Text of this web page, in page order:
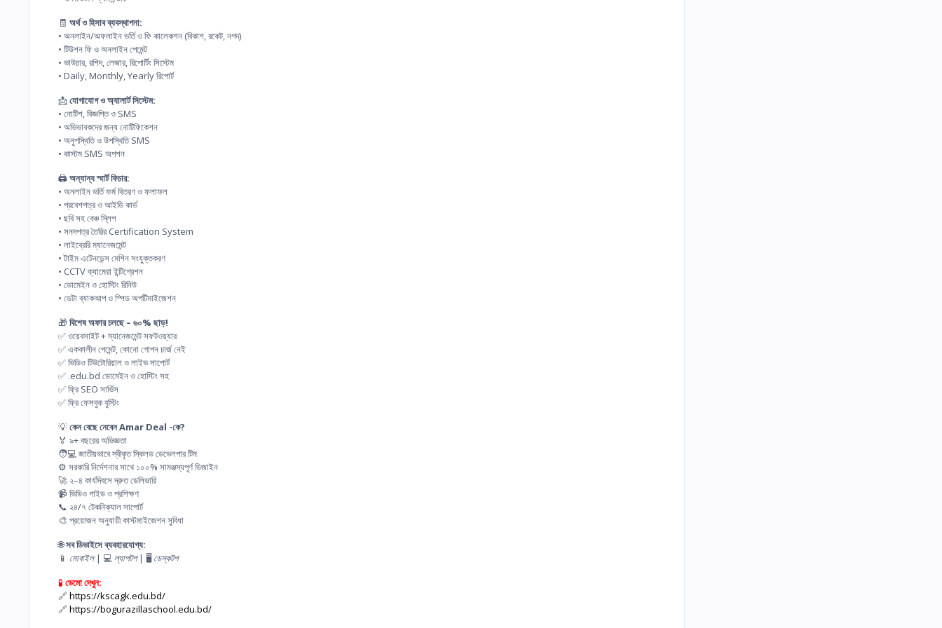
🧾 অর্থ ও হিসাব ব্যবস্থাপনা:
• অনলাইন/অফলাইন ভর্তি ও ফি কালেকশন (বিকাশ, রকেট, নগদ)
• টিউশন ফি ও অনলাইন পেমেন্ট
• ভাউচার, রশিদ, লেজার, রিপোর্টিং সিস্টেম
• Daily, Monthly, Yearly রিপোর্ট
📩যোগাযোগ ও অ্যালার্ট সিস্টেম:
• নোটিশ, বিজ্ঞপ্তি ও SMS
• অভিভাবকদের জন্য নোটিফিকেশন
• অনুপস্থিতি ও উপস্থিতি SMS
• কাস্টম SMS অপশন
🖨️ অন্যান্য স্মার্ট ফিচার:
• অনলাইন ভর্তি ফর্ম বিতরণ ও ফলাফল
• প্রবেশপত্র ও আইডি কার্ড
• ছবি সহ বেঞ্চ স্লিপ
• সনদপত্র তৈরির Certification System
• লাইব্রেরি ম্যানেজমেন্ট
• টাইম এটেনডেন্স মেশিন সংযুক্তকরণ
• CCTV ক্যামেরা ইন্টিগ্রেশন
• ডোমেইন ও হোস্টিং রিনিউ
• ডেটা ব্যাকআপ ও স্পিড অপটিমাইজেশন
🎁বিশেষ অফার চলছে – ৬০% ছাড়!
✅ ওয়েবসাইট + ম্যানেজমেন্ট সফটওয়্যার
✅ এককালীন পেমেন্ট, কোনো গোপন চার্জ নেই
✅ ভিডিও টিউটোরিয়াল ও লাইভ সাপোর্ট
✅ .edu.bd ডোমেইন ও হোস্টিং সহ
✅ ফ্রি SEO সার্ভিস
✅ ফ্রি ফেসবুক বুস্টিং
💡কেন বেছে নেবেন Amar Deal -কে?
🏅 ৯+ বছরের অভিজ্ঞতা
🧑💻 জাতীয়ভাবে স্বীকৃত স্কিলড ডেভেলপার টিম
⚙️ সরকারি নির্দেশনার সাথে ১০০% সামঞ্জস্যপূর্ণ ডিজাইন
🚀 ২–৪ কার্যদিবসে দ্রুত ডেলিভারি
📹 ভিডিও গাইড ও প্রশিক্ষণ
📞 ২৪/৭ টেকনিক্যাল সাপোর্ট
🎨 প্রয়োজন অনুযায়ী কাস্টমাইজেশন সুবিধা
🌐সব ডিভাইসে ব্যবহারযোগ্য:
📱 মোবাইল| 💻 ল্যাপটপ| 🖥️ ডেস্কটপ
🧪 ডেমো দেখুন:
🔗https://kscagk.edu.bd/
🔗https://bogurazillaschool.edu.bd/